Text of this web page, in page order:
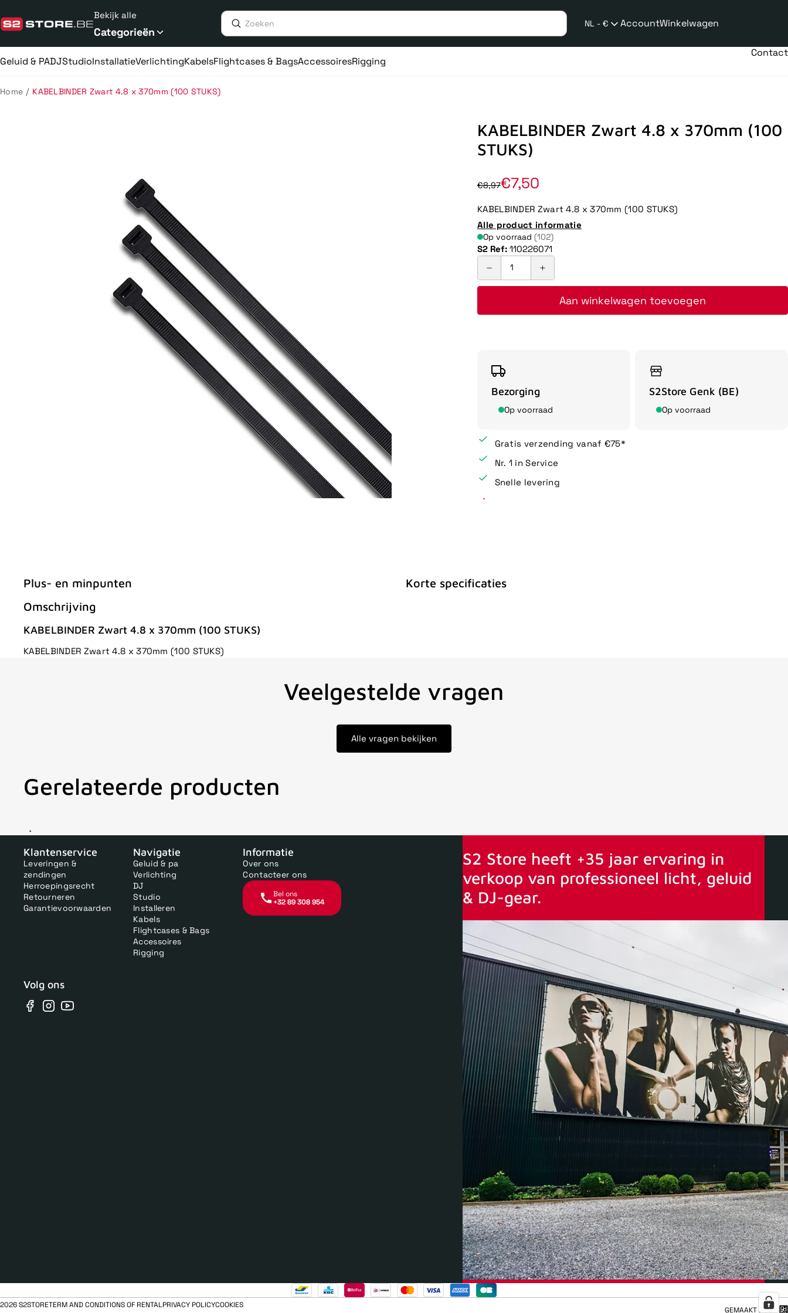
naar
de
Bekijk alle
Categorieën
NL - €
taalwijziging
AccountWinkelwagen
Geluid & PADJStudioInstallatieVerlichtingKabelsFlightcases & BagsAccessoiresRigging
Contact
Home / KABELBINDER Zwart 4.8 x 370mm (100 STUKS)
KABELBINDER Zwart 4.8 x 370mm (100
STUKS)
€8,97€7,50
KABELBINDER Zwart 4.8 x 370mm (100 STUKS)
Alle product informatie
Op voorraad (102)
S2 Ref: 110226071
Aan winkelwagen toevoegen
Bezorging
Op voorraad
S2Store Genk (BE)
Op voorraad
Gratis verzending vanaf €75*
Nr. 1 in Service
Snelle levering
Plus- en minpunten
Omschrijving
KABELBINDER Zwart 4.8 x 370mm (100 STUKS)
KABELBINDER Zwart 4.8 x 370mm (100 STUKS)
Korte specificaties
Veelgestelde vragen
Alle vragen bekijken
Gerelateerde producten
Voor 15uur besteld, zelfde dag verstuurd Echte winkel +35 jaar ervaring Vanaf 75€ gratis verstuurd
Klantenservice
Leveringen &
zendingen
Herroepingsrecht
Retourneren
Garantievoorwaarden
Navigatie
Geluid & pa
Verlichting
DJ
Studio
Installeren
Kabels
Flightcases & Bags
Accessoires
Rigging
Informatie
Over ons
Contacteer ons
Bel ons
+32 89 308 954
Volg ons
Facebook
Instagram
YouTube
S2 Store heeft +35 jaar ervaring in
verkoop van professioneel licht, geluid
& DJ-gear.
2026 S2STORETERM AND CONDITIONS OF RENTALPRIVACY POLICYCOOKIES
GEMAAKT DOOR